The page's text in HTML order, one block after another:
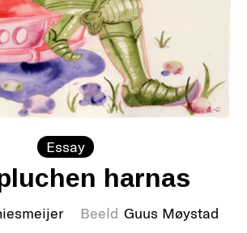
Essay
harnas
Beeld Guus Møystad